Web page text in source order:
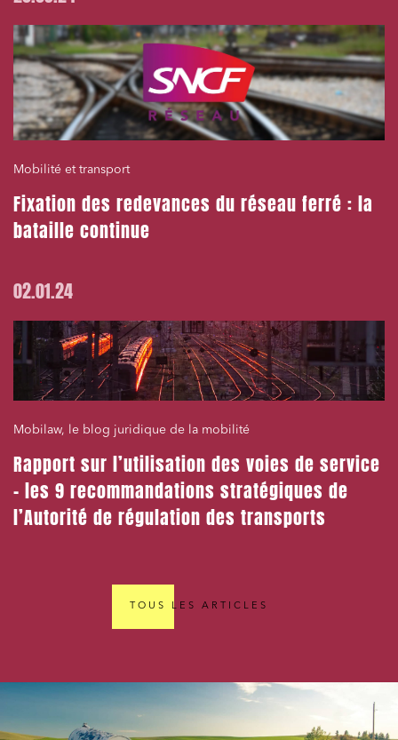
Mobilité et transport
Fixation des redevances du réseau ferré : la
bataille continue
02.01.24
Mobilaw, le blog juridique de la mobilité
Rapport sur l’utilisation des voies de service
– les 9 recommandations stratégiques de
l’Autorité de régulation des transports
TOUS LES ARTICLES